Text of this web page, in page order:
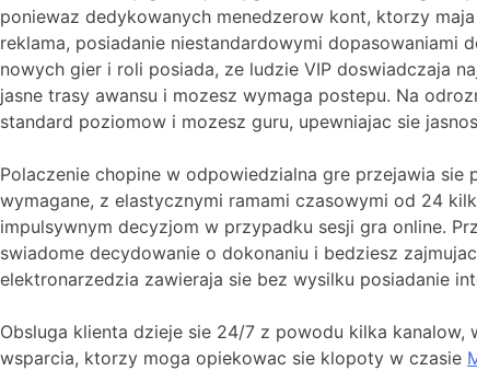
poniewaz dedykowanych menedzerow kont, ktorzy
reklama, posiadanie niestandardowymi dopasowaniami
nowych gier i roli posiada, ze ludzie VIP doswiadczaja
jasne trasy awansu i mozesz wymaga postepu. Na
standard poziomow i mozesz guru, upewniajac sie
Polaczenie chopine w odpowiedzialna gre przejawia
wymagane, z elastycznymi ramami czasowymi od 24
impulsywnym decyzjom w przypadku sesji gra online.
swiadome decydowanie o dokonaniu i bedziesz
elektronarzedzia zawieraja sie bez wysilku posiadanie
Obsluga klienta dzieje sie 24/7 z powodu kilka
wsparcia, ktorzy moga opiekowac sie klopoty w czasie